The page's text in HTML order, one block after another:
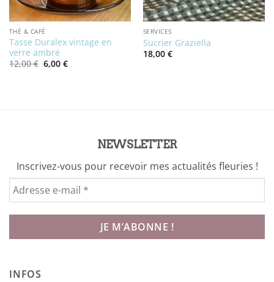
THÉ & CAFÉ
Tasse Duralex vintage en
verre ambré
12,00€ Le
prix
6,00 €Le
SERVICES
Sucrier Graziella
18,00 €
NEWSLETTER
Inscrivez-vous pour recevoir mes actualités fleuries !
INFOS